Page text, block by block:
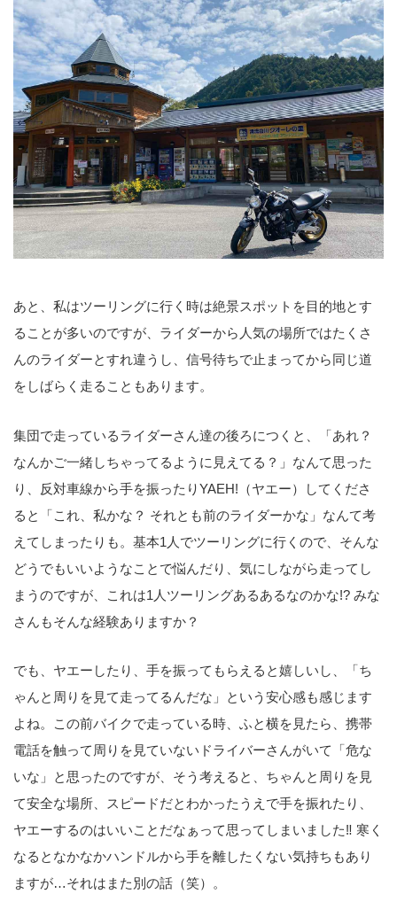
あと、私はツーリングに行く時は絶景スポットを目的地とす
ることが多いのですが、ライダーから人気の場所ではたくさ
んのライダーとすれ違うし、信号待ちで止まってから同じ道
をしばらく走ることもあります。
集団で走っているライダーさん達の後ろにつくと、「あれ？
なんかご一緒しちゃってるように見えてる？」なんて思った
り、反対車線から手を振ったりYAEH!（ヤエー）してくださ
ると「これ、私かな？ それとも前のライダーかな」なんて考
えてしまったりも。基本1人でツーリングに行くので、そんな
どうでもいいようなことで悩んだり、気にしながら走ってし
まうのですが、これは1人ツーリングあるあるなのかな!? みな
さんもそんな経験ありますか？
でも、ヤエーしたり、手を振ってもらえると嬉しいし、「ち
ゃんと周りを見て走ってるんだな」という安心感も感じます
よね。この前バイクで走っている時、ふと横を見たら、携帯
電話を触って周りを見ていないドライバーさんがいて「危な
いな」と思ったのですが、そう考えると、ちゃんと周りを見
て安全な場所、スピードだとわかったうえで手を振れたり、
ヤエーするのはいいことだなぁって思ってしまいました‼ 寒く
なるとなかなかハンドルから手を離したくない気持ちもあり
ますが…それはまた別の話（笑）。